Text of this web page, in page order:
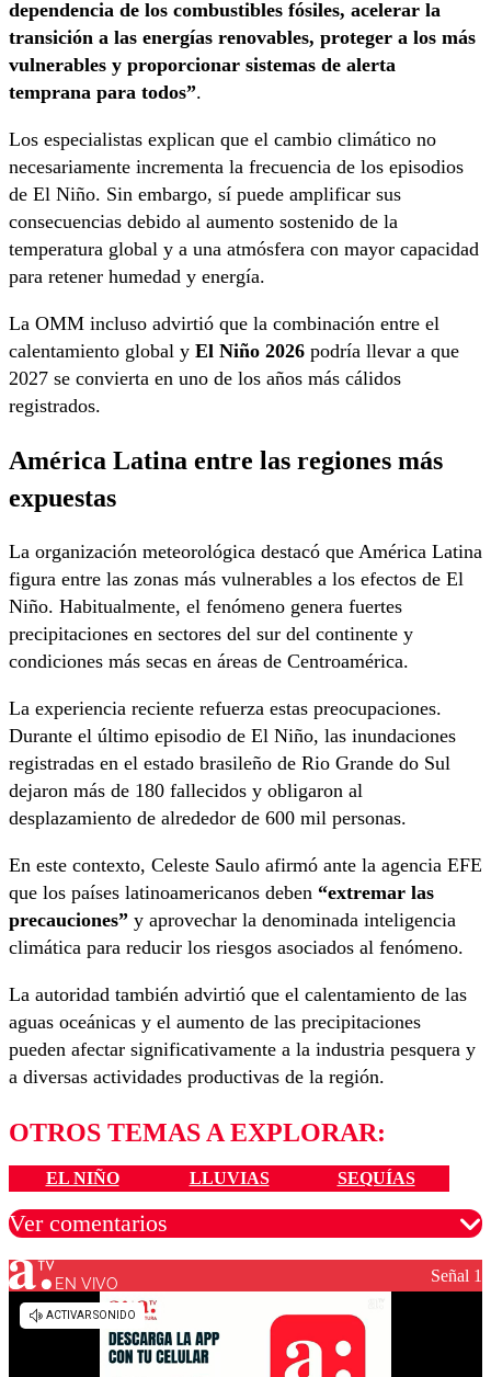
dependencia de los combustibles fósiles, acelerar la
transición a las energías renovables, proteger a los más
vulnerables y proporcionar sistemas de alerta
temprana para todos”.
Los especialistas explican que el cambio climático no
necesariamente incrementa la frecuencia de los episodios
de El Niño. Sin embargo, sí puede amplificar sus
consecuencias debido al aumento sostenido de la
temperatura global y a una atmósfera con mayor capacidad
para retener humedad y energía.
La OMM incluso advirtió que la combinación entre el
calentamiento global y El Niño 2026 podría llevar a que
2027 se convierta en uno de los años más cálidos
registrados.
América Latina entre las regiones más
expuestas
La organización meteorológica destacó que América Latina
figura entre las zonas más vulnerables a los efectos de El
Niño. Habitualmente, el fenómeno genera fuertes
precipitaciones en sectores del sur del continente y
condiciones más secas en áreas de Centroamérica.
La experiencia reciente refuerza estas preocupaciones.
Durante el último episodio de El Niño, las inundaciones
registradas en el estado brasileño de Rio Grande do Sul
dejaron más de 180 fallecidos y obligaron al
desplazamiento de alrededor de 600 mil personas.
En este contexto, Celeste Saulo afirmó ante la agencia EFE
que los países latinoamericanos deben “extremar las
precauciones” y aprovechar la denominada inteligencia
climática para reducir los riesgos asociados al fenómeno.
La autoridad también advirtió que el calentamiento de las
aguas oceánicas y el aumento de las precipitaciones
pueden afectar significativamente a la industria pesquera y
a diversas actividades productivas de la región.
OTROS TEMAS A EXPLORAR:
EL NIÑO LLUVIAS SEQUÍAS
Ver comentarios
Los comentarios son moderados para garantizar un
diálogo respetuoso.
EN VIVO Señal 1